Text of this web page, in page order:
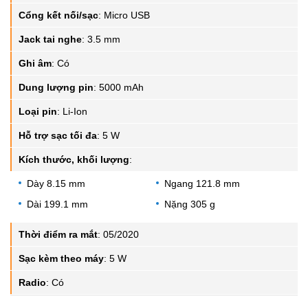
Cổng kết nối/sạc: Micro USB
Jack tai nghe: 3.5 mm
Ghi âm: Có
Dung lượng pin: 5000 mAh
Loại pin: Li-Ion
Hỗ trợ sạc tối đa: 5 W
Kích thước, khối lượng:
Dày 8.15 mm
Ngang 121.8 mm
Dài 199.1 mm
Nặng 305 g
Thời điểm ra mắt: 05/2020
Sạc kèm theo máy: 5 W
Radio: Có